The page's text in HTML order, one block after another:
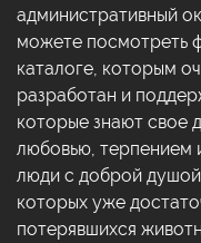
административный
можете посмотреть
каталоге, которым
разработан и
которые знают свое
любовью, терпением
люди с доброй
которых уже
потерявшихся